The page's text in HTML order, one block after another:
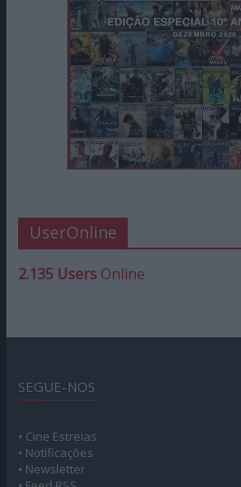
UserOnline
2.135 UsersOnline
SEGUE-NOS
• Cine Estreias
• Notificações
• Newsletter